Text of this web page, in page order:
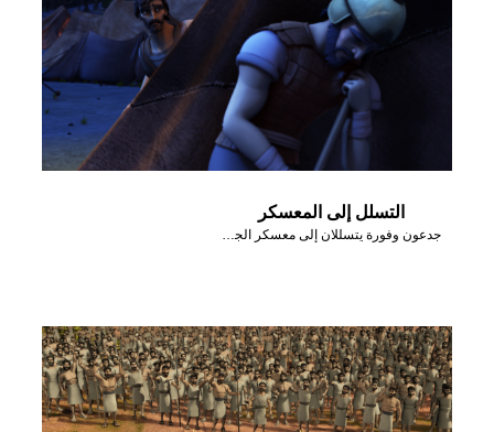
التسلل إلى المعسكر
جدعون وفورة يتسللان إلى معسكر الجيش المدياني.